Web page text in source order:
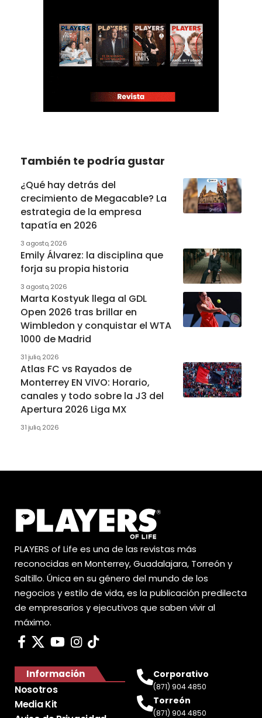
También te podría gustar
¿Qué hay detrás del
crecimiento de Megacable? La
estrategia de la empresa
tapatía en 2026
3 agosto, 2026
Emily Álvarez: la disciplina que
forja su propia historia
3 agosto, 2026
Marta Kostyuk llega al GDL
Open 2026 tras brillar en
Wimbledon y conquistar el WTA
1000 de Madrid
31 julio, 2026
Atlas FC vs Rayados de
Monterrey EN VIVO: Horario,
canales y todo sobre la J3 del
Apertura 2026 Liga MX
31 julio, 2026
PLAYERS of Life es una de las revistas más
reconocidas en Monterrey, Guadalajara, Torreón y
Saltillo. Única en su género del mundo de los
negocios y estilo de vida, es la publicación predilecta
de empresarios y ejecutivos que saben vivir al
máximo.
Información
Nosotros
Media Kit
Corporativo
(871) 904 4850
Torreón
(871) 904 4850